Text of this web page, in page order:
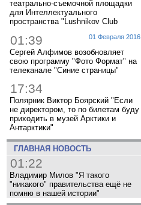
театрально-съемочной площадки
для Интеллектуального
пространства "Lushnikov Club
01 Февраля 2016
01:39
Сергей Алфимов возобновляет
свою программу "Фото Формат" на
телеканале "Синие страницы"
17:34
Полярник Виктор Боярский "Если
не директором, то по билетам буду
приходить в музей Арктики и
Антарктики"
ГЛАВНАЯ НОВОСТЬ
01:22
Владимир Милов "Я такого
"никакого" правительства ещё не
помню в нашей истории"